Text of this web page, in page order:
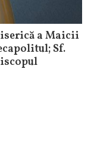
a Maicii
Sf.